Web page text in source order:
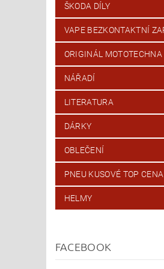
ŠKODA DÍLY
VAPE BEZKONTAKTNÍ
ORIGINÁL MOTOTECHNA
NÁŘADÍ
LITERATURA
DÁRKY
OBLEČENÍ
PNEU KUSOVÉ TOP CENA
HELMY
FACEBOOK